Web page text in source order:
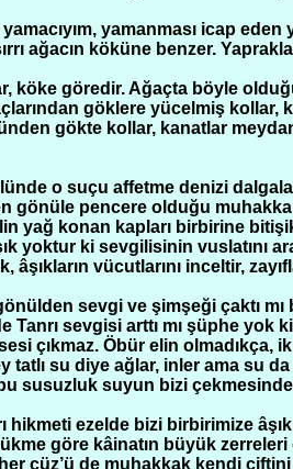
yamanması icap
ağacın köküne benzer.
köke göredir. Ağaçta böyle
göklere yücelmiş kollar,
gökte kollar, kanatlar
o suçu affetme denizi
gönüle pencere olduğu
yağ konan kapları birbirine
yoktur ki sevgilisinin vuslatını
âşıkların vücutlarını inceltir,
sevgi ve şimşeği çaktı
Tanrı sevgisi arttı mı şüphe yok
çıkmaz. Öbür elin olmadıkça,
tatlı su diye ağlar, inler ama su
susuzluk suyun bizi
hikmeti ezelde bizi birbirimize
göre kâinatın büyük
cüz’ü de muhakkak kendi